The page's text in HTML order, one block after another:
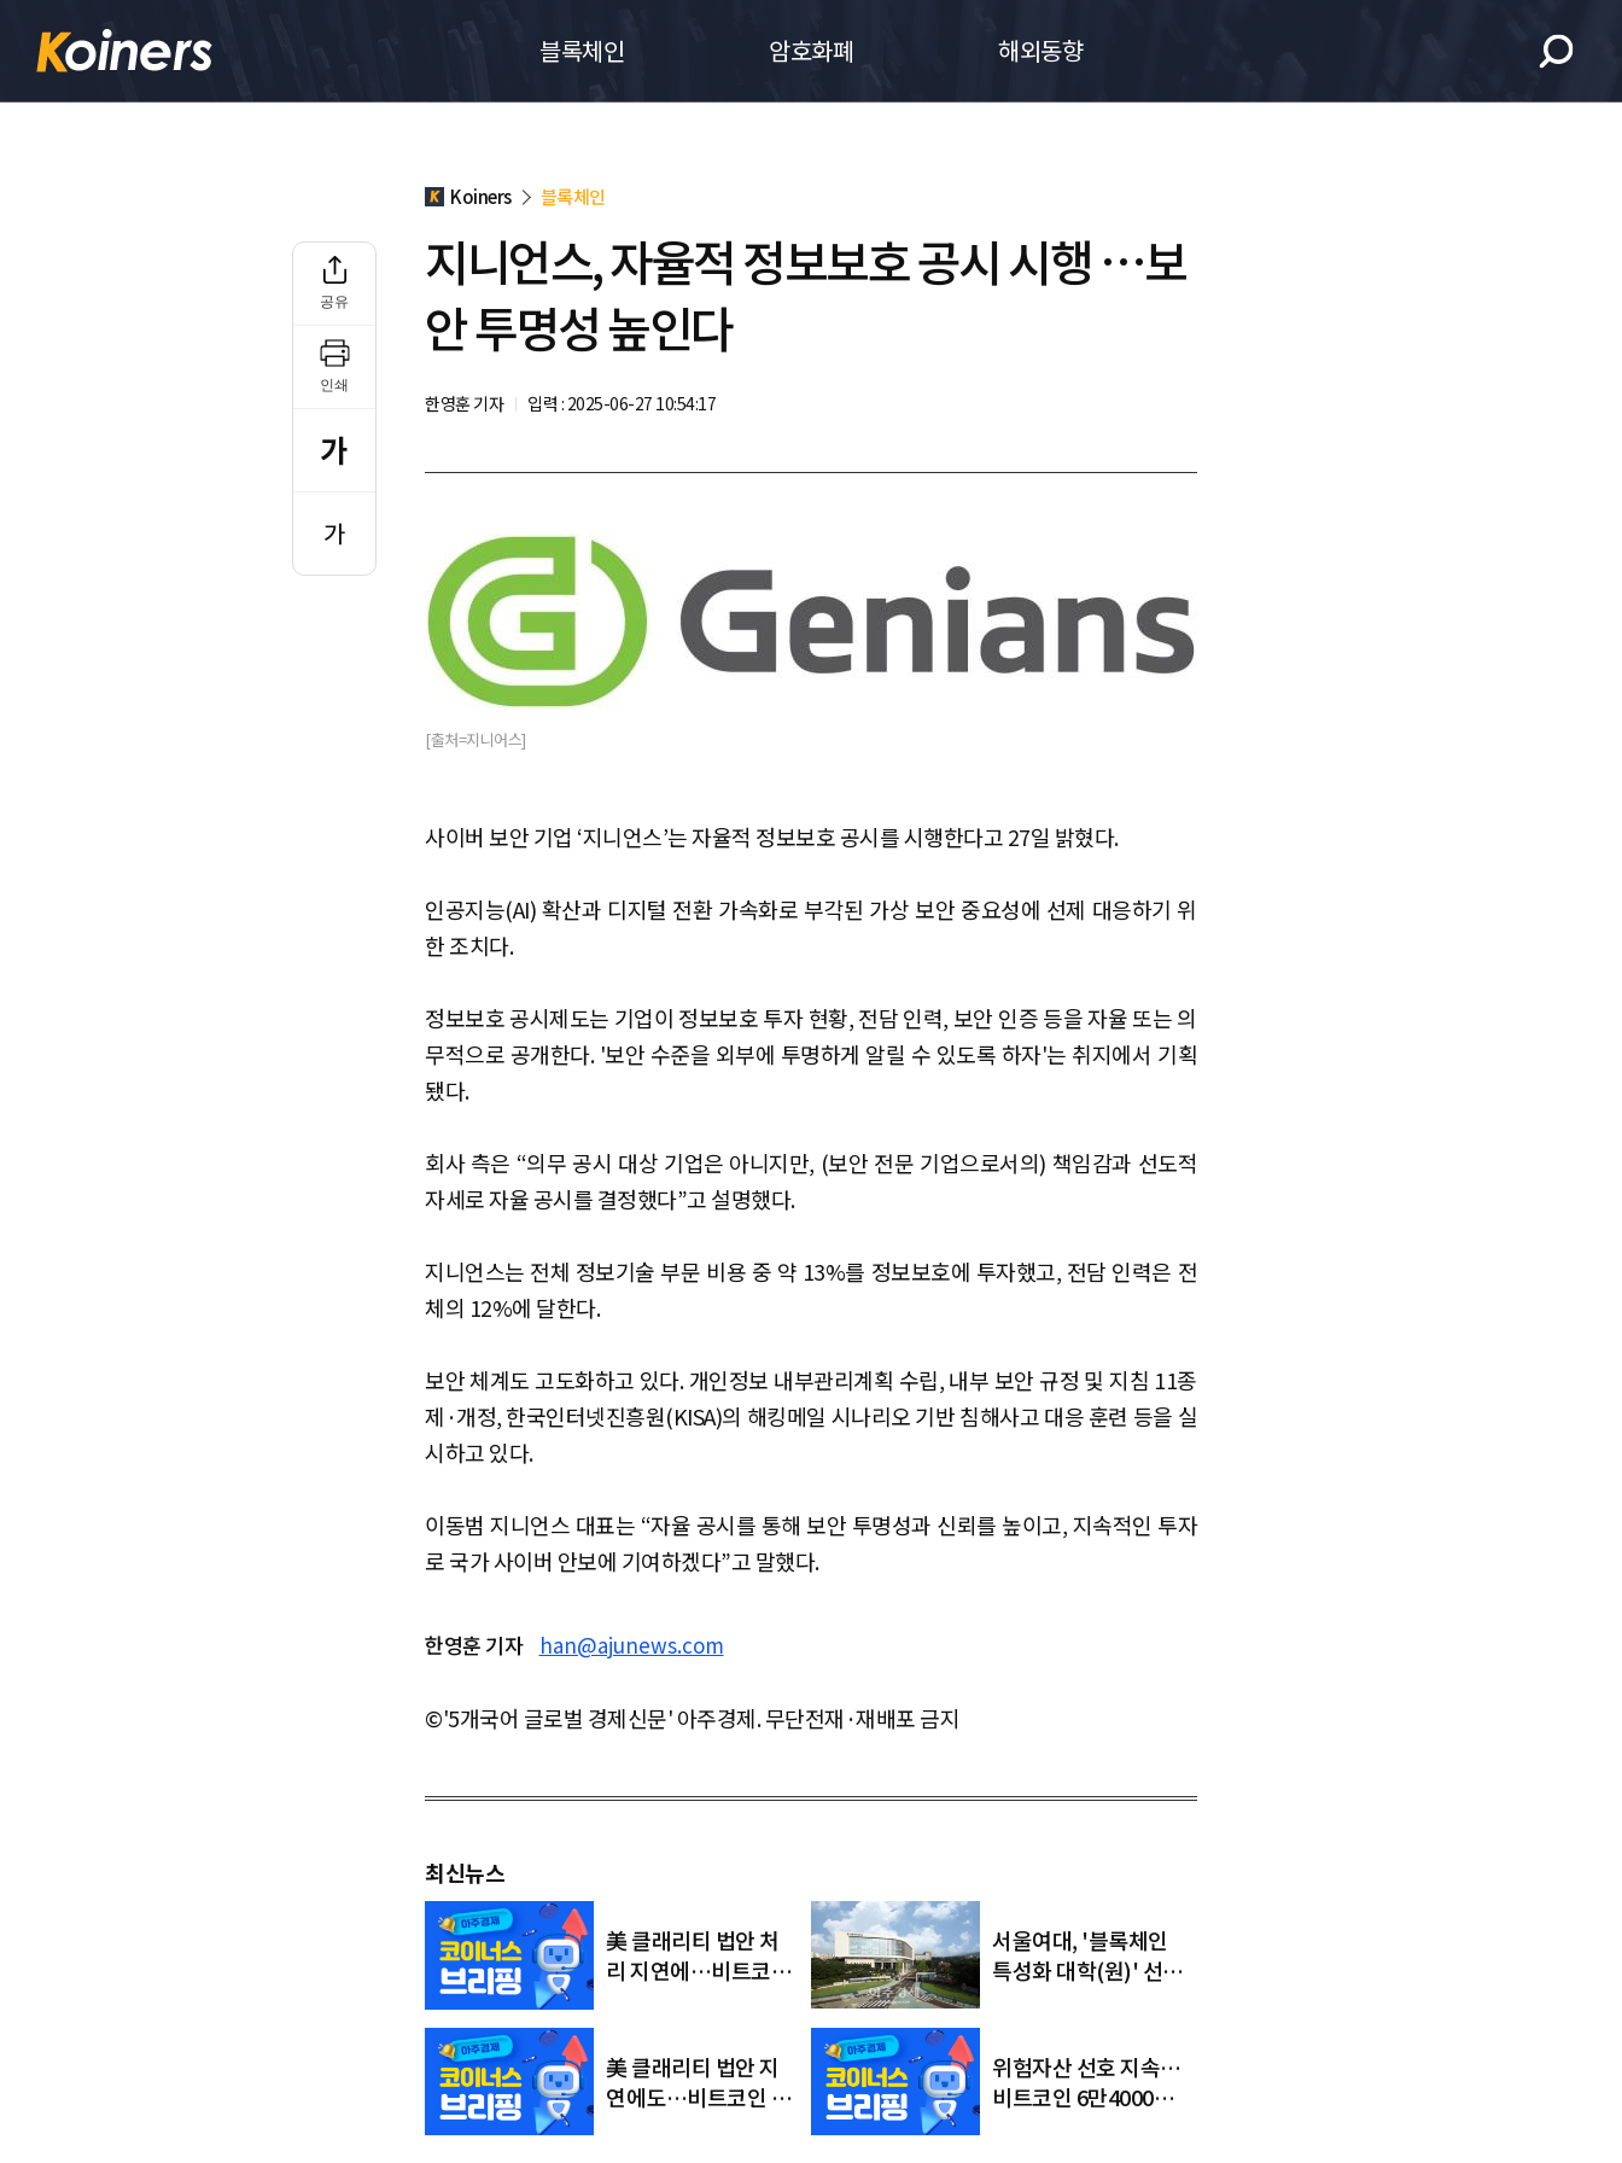
블록체인 암호화폐 해외동향
공유
인쇄
Koiners 블록체인
지니언스, 자율적 정보보호 공시 시행 …보
안 투명성 높인다
한영훈 기자 입력 : 2025-06-27 10:54:17
[출처=지니어스]
사이버 보안 기업 ‘지니언스’는 자율적 정보보호 공시를 시행한다고 27일 밝혔다.
인공지능(AI) 확산과 디지털 전환 가속화로 부각된 가상 보안 중요성에 선제 대응하기 위
한 조치다.
정보보호 공시제도는 기업이 정보보호 투자 현황, 전담 인력, 보안 인증 등을 자율 또는 의
무적으로 공개한다. '보안 수준을 외부에 투명하게 알릴 수 있도록 하자'는 취지에서 기획
됐다.
회사 측은 “의무 공시 대상 기업은 아니지만, (보안 전문 기업으로서의) 책임감과 선도적
자세로 자율 공시를 결정했다”고 설명했다.
지니언스는 전체 정보기술 부문 비용 중 약 13%를 정보보호에 투자했고, 전담 인력은 전
체의 12%에 달한다.
보안 체계도 고도화하고 있다. 개인정보 내부관리계획 수립, 내부 보안 규정 및 지침 11종
제·개정, 한국인터넷진흥원(KISA)의 해킹메일 시나리오 기반 침해사고 대응 훈련 등을 실
시하고 있다.
이동범 지니언스 대표는 “자율 공시를 통해 보안 투명성과 신뢰를 높이고, 지속적인 투자
로 국가 사이버 안보에 기여하겠다”고 말했다.
한영훈 기자 han@ajunews.com
©'5개국어 글로벌 경제신문' 아주경제. 무단전재·재배포 금지
최신뉴스
美 클래리티 법안 처
리 지연에…비트코인
서울여대, '블록체인
특성화 대학(원)' 선
美 클래리티 법안 지
연에도…비트코인 6
위험자산 선호 지속…
비트코인 6만4000달